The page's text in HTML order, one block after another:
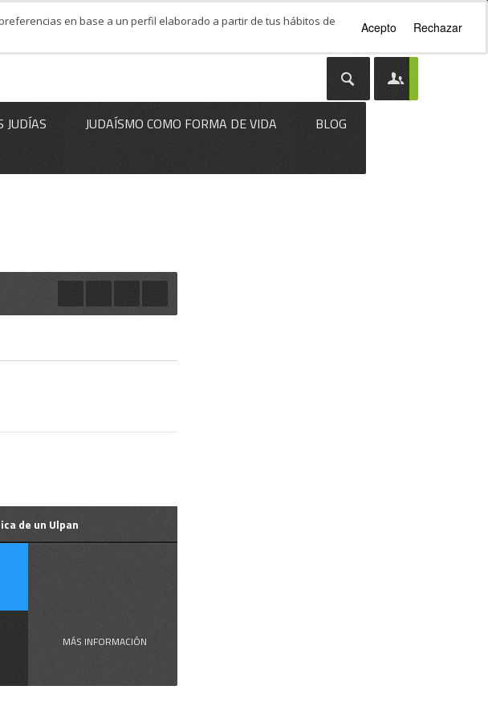
JUDÍAS JUDAÍSMO COMO FORMA DE VIDA BLOG
de un Ulpan
MÁS INFORMACIÓN
en base a un perfil elaborado a partir de tus hábitos de
Acepto Rechazar